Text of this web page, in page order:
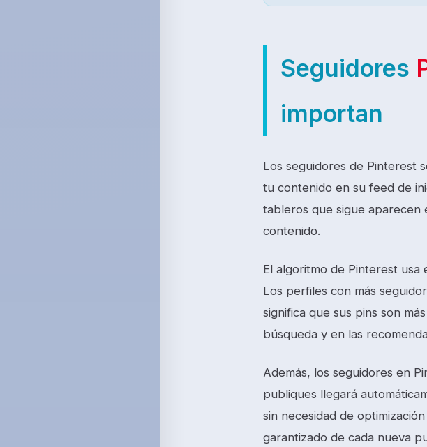
Seguidores
importan
Los seguidores de Pinterest
tu contenido en su feed de
tableros que sigue
contenido.
El algoritmo de Pinterest
Los perfiles con más
significa que sus pins son
búsqueda y en las
Además, los seguidores en
publiques llegará
sin necesidad de
garantizado de cada nueva